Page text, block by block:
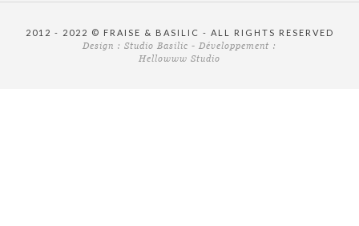
2012 - 2022 © FRAISE & BASILIC - ALL RIGHTS RESERVED
Design : Studio Basilic - Développement :
Hellowww Studio